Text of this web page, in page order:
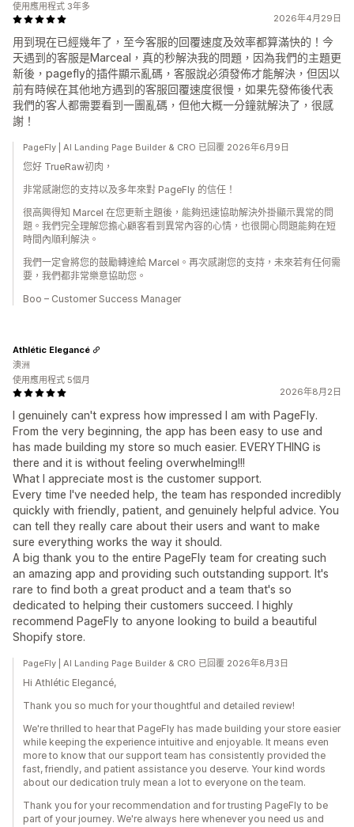
2026年4月29日
用到現在已經幾年了，至今客服的回覆速度及效率都算滿快的！今
天遇到的客服是Marceal，真的秒解決我的問題，因為我們的主題更
新後，pagefly的插件顯示亂碼，客服說必須發佈才能解決，但因以
前有時候在其他地方遇到的客服回覆速度很慢，如果先發佈後代表
我們的客人都需要看到一團亂碼，但他大概一分鐘就解決了，很感
謝！
使用應用程式 3年多
PageFly | AI Landing Page Builder & CRO 已回覆 2026年6月9日
您好 TrueRaw初肉，
非常感謝您的支持以及多年來對 PageFly 的信任！
很高興得知 Marcel 在您更新主題後，能夠迅速協助解決外掛顯示異常的問
題。我們完全理解您擔心顧客看到異常內容的心情，也很開心問題能夠在短
時間內順利解決。
我們一定會將您的鼓勵轉達給 Marcel。再次感謝您的支持，未來若有任何需
要，我們都非常樂意協助您。
Boo – Customer Success Manager
2026年8月2日
I genuinely can't express how impressed I am with PageFly.
From the very beginning, the app has been easy to use and
has made building my store so much easier. EVERYTHING is
there and it is without feeling overwhelming!!!
What I appreciate most is the customer support.
Every time I've needed help, the team has responded incredibly
quickly with friendly, patient, and genuinely helpful advice. You
can tell they really care about their users and want to make
sure everything works the way it should.
A big thank you to the entire PageFly team for creating such
an amazing app and providing such outstanding support. It's
rare to find both a great product and a team that's so
dedicated to helping their customers succeed. I highly
recommend PageFly to anyone looking to build a beautiful
Shopify store.
Athlétic Elegancé
澳洲
使用應用程式 5個月
PageFly | AI Landing Page Builder & CRO 已回覆 2026年8月3日
Hi Athlétic Elegancé,
Thank you so much for your thoughtful and detailed review!
We're thrilled to hear that PageFly has made building your store easier
while keeping the experience intuitive and enjoyable. It means even
more to know that our support team has consistently provided the
fast, friendly, and patient assistance you deserve. Your kind words
about our dedication truly mean a lot to everyone on the team.
Thank you for your recommendation and for trusting PageFly to be
part of your journey. We're always here whenever you need us and